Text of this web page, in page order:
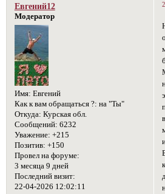
Евгений12
Модератор
Имя: Евгений
Как к вам обращаться ?: на "Ты"
Откуда: Курская обл.
Сообщений: 6232
Уважение: +215
Позитив: +150
Провел на форуме:
3 месяца 9 дней
Последний визит:
22-04-2026 12:02:11